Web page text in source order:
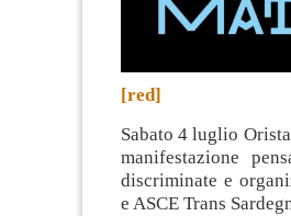
[red]
Sabato 4 luglio
manifestazione
discriminate e
e ASCE Trans